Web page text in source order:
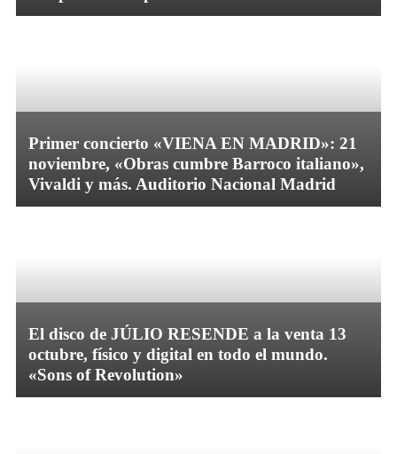
Primer concierto «VIENA EN MADRID»: 21
noviembre, «Obras cumbre Barroco italiano»,
Vivaldi y más. Auditorio Nacional Madrid
El disco de JÚLIO RESENDE a la venta 13
octubre, físico y digital en todo el mundo.
«Sons of Revolution»